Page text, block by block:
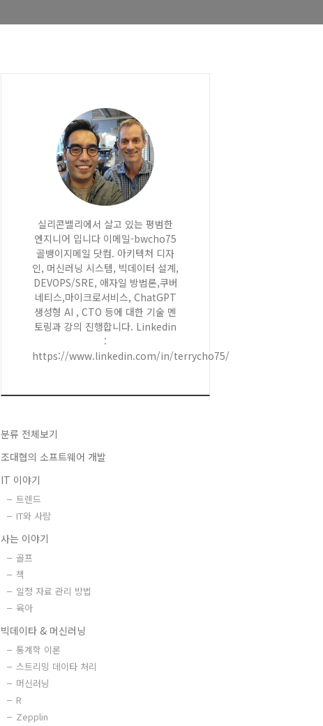
실리콘밸리에서 살고 있는 평범한
엔지니어 입니다 이메일-bwcho75
골뱅이지메일 닷컴. 아키텍처 디자
인, 머신러닝 시스템, 빅데이터 설계,
DEVOPS/SRE, 애자일 방법론,쿠버
네티스,마이크로서비스, ChatGPT
생성형 AI , CTO 등에 대한 기술 멘
토링과 강의 진행합니다. Linkedin
:
https://www.linkedin.com/in/terrycho75/
분류 전체보기
조대협의 소프트웨어 개발
IT 이야기
트렌드
IT와 사람
사는 이야기
골프
책
일정 자료 관리 방법
육아
빅데이타 & 머신러닝
통계학 이론
스트리밍 데이타 처리
머신러닝
R
Zepplin